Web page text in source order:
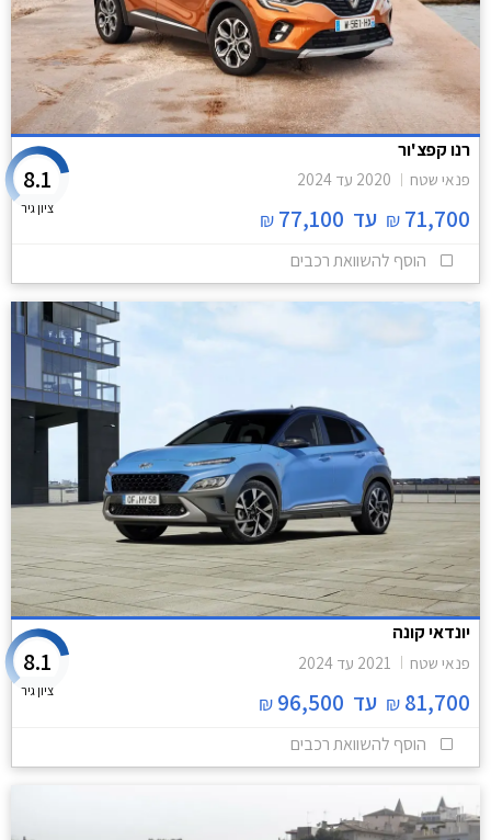
רנו קפצ'ור
פנאי שטח 2020 עד 2024
71,700
₪ עד 77,100
₪
8.1
ציון גיר
הוסף להשוואת רכבים
יונדאי קונה
פנאי שטח 2021 עד 2024
81,700
₪ עד 96,500
₪
8.1
ציון גיר
הוסף להשוואת רכבים